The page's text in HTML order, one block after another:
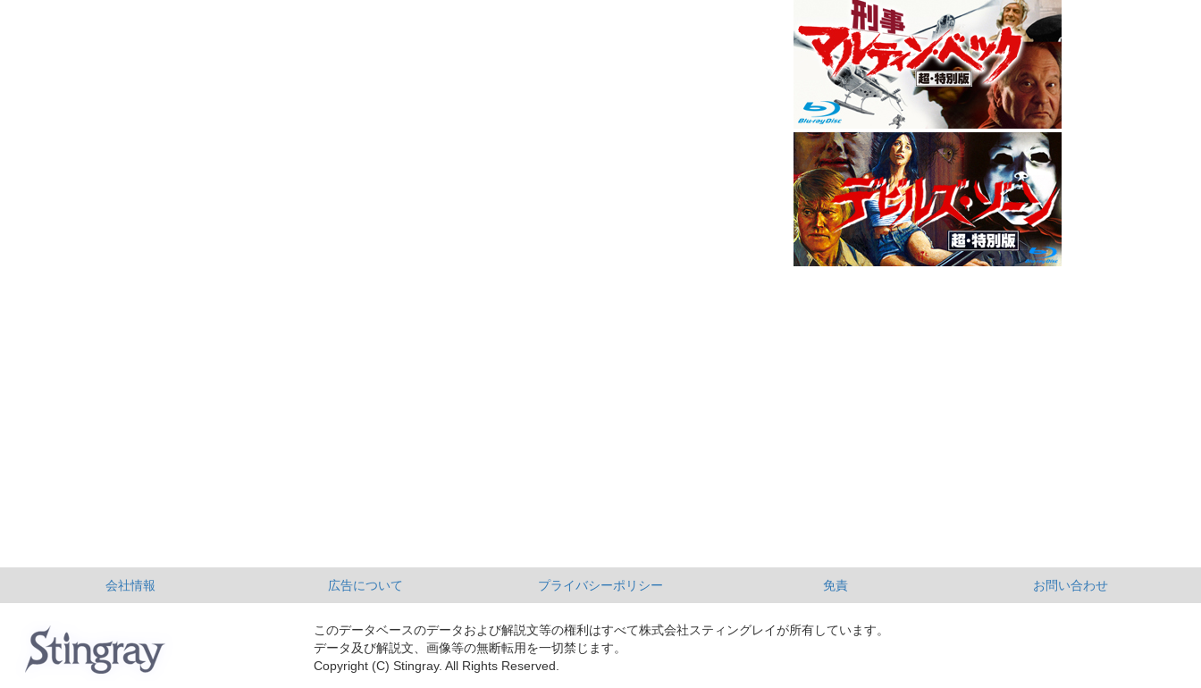
会社情報 広告について プライバシーポリシー 免責 お問い合わせ
このデータベースのデータおよび解説文等の権利はすべて株式会社スティングレイが所有しています。
データ及び解説文、画像等の無断転用を一切禁じます。
Copyright (C) Stingray. All Rights Reserved.